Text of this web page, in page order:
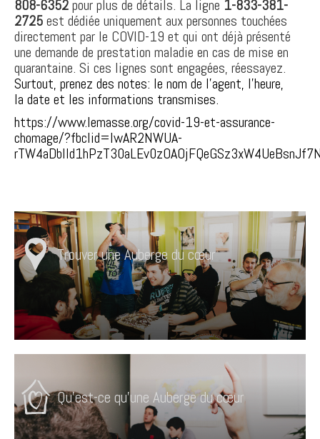
808-6352pour plus de détails. La ligne 1-833-381-
2725est dédiée uniquement aux personnes touchées
directement par le COVID-19 et qui ont déjà présenté
une demande de prestation maladie en cas de mise en
quarantaine. Si ces lignes sont engagées, réessayez.
Surtout, prenez des notes: le nom de l’agent, l’heure,
la date et les informations transmises.
https://www.lemasse.org/covid-19-et-assurance-
chomage/?fbclid=IwAR2NWUA-
Trouver une Auberge du cœur
Qu'est-ce qu'une Auberge du cœur